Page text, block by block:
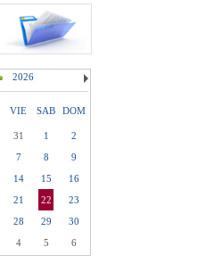
2026
VIE SAB DOM
31 1
2
7 8
9
14 15
16
21 22
23
28 29
30
4 5 6